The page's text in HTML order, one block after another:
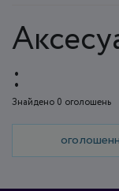
:
Знайдено 0 оголошень